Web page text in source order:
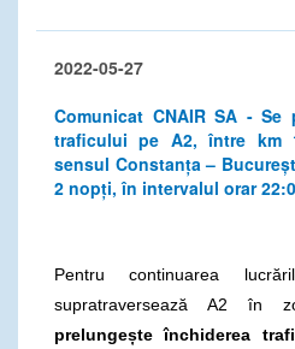
2022-05-27
Comunicat CNAIR SA - Se
traficului pe A2, între km
sensul Constanța –
2 nopți, în intervalul orar
Pentru continuarea
supratraversează A2 în
prelungește închiderea